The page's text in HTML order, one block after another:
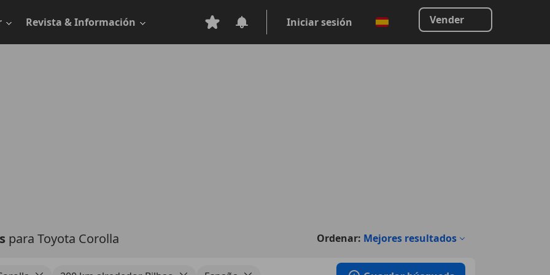
Revista & Información Iniciar sesión Vender
para Toyota Corolla Ordenar: Mejores resultados